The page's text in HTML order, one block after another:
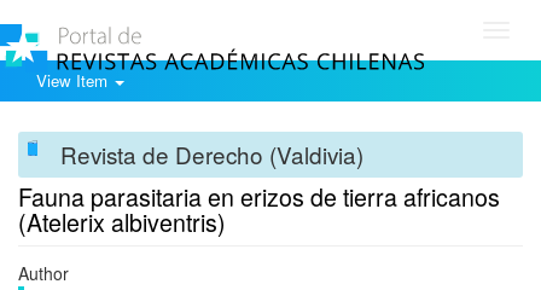
View Item
Revista de Derecho (Valdivia)
Fauna parasitaria en erizos de tierra africanos
(Atelerix albiventris)
Author